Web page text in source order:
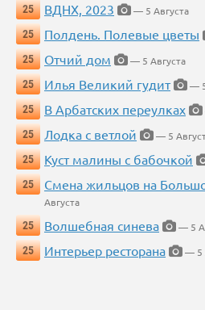
25 ВДНХ, 2023
— 5 Августа
25
Полдень. Полевые цветы
25
Отчий дом
— 5 Августа
25
Илья Великий гудит
—
25
В Арбатских переулках
25
Лодка с ветлой
— 5
25
Куст малины с бабочкой
25
Смена жильцов на
Августа
25
Волшебная синева
— 5
25
Интерьер ресторана — 5